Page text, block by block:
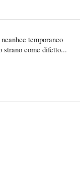
temporaneo
strano come difetto...